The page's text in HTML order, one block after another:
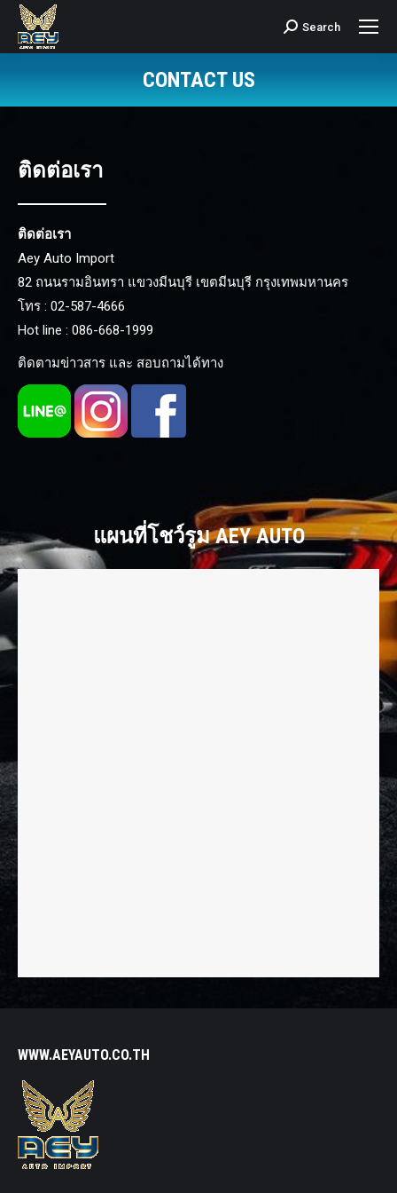
Search:
Search
CONTACT US
You are here:
ติดต่อเรา
ติดต่อเรา
Aey Auto Import
82 ถนนรามอินทรา แขวงมีนบุรี เขตมีนบุรี กรุงเทพมหานคร
โทร : 02-587-4666
Hot line : 086-668-1999
ติดตามข่าวสาร และ สอบถามได้ทาง
แผนที่โชว์รูม AEY AUTO
WWW.AEYAUTO.CO.TH